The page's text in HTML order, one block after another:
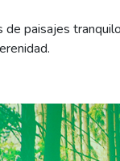
paisajes